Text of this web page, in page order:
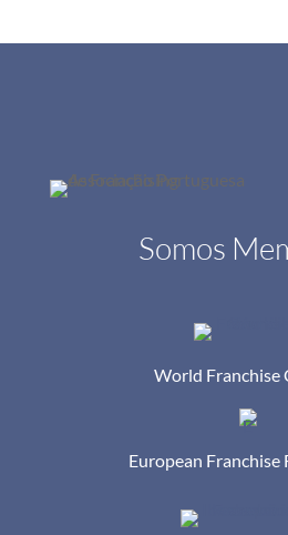
Somos
World Franchise
European Franchise